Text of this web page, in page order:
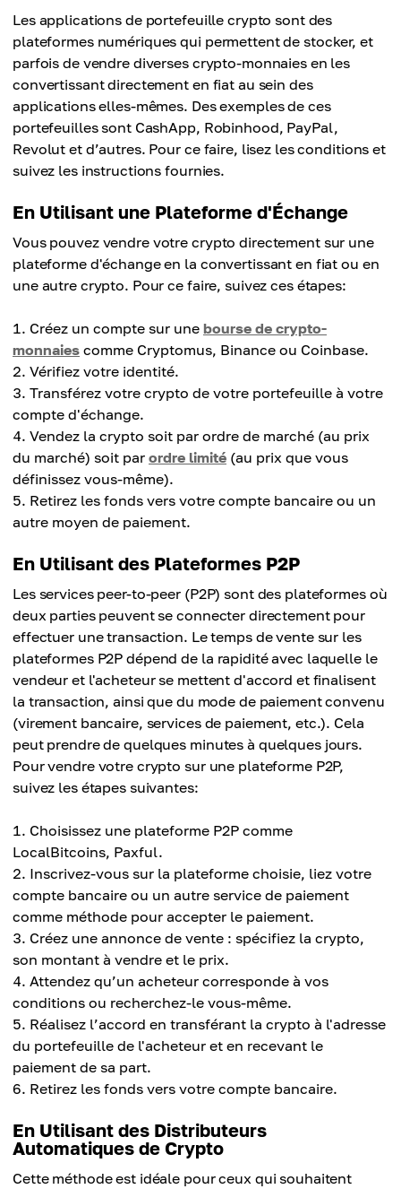
Les applications de portefeuille crypto sont des
plateformes numériques qui permettent de stocker, et
parfois de vendre diverses crypto-monnaies en les
convertissant directement en fiat au sein des
applications elles-mêmes. Des exemples de ces
portefeuilles sont CashApp, Robinhood, PayPal,
Revolut et d’autres. Pour ce faire, lisez les conditions et
suivez les instructions fournies.
En Utilisant une Plateforme d'Échange
Vous pouvez vendre votre crypto directement sur une
plateforme d'échange en la convertissant en fiat ou en
une autre crypto. Pour ce faire, suivez ces étapes:
Créez un compte sur une bourse de crypto-
monnaies comme Cryptomus, Binance ou Coinbase.
Vérifiez votre identité.
Transférez votre crypto de votre portefeuille à votre
compte d'échange.
Vendez la crypto soit par ordre de marché (au prix
du marché) soit par ordre limité (au prix que vous
définissez vous-même).
Retirez les fonds vers votre compte bancaire ou un
autre moyen de paiement.
En Utilisant des Plateformes P2P
Les services peer-to-peer (P2P) sont des plateformes où
deux parties peuvent se connecter directement pour
effectuer une transaction. Le temps de vente sur les
plateformes P2P dépend de la rapidité avec laquelle le
vendeur et l'acheteur se mettent d'accord et finalisent
la transaction, ainsi que du mode de paiement convenu
(virement bancaire, services de paiement, etc.). Cela
peut prendre de quelques minutes à quelques jours.
Pour vendre votre crypto sur une plateforme P2P,
suivez les étapes suivantes:
Choisissez une plateforme P2P comme
LocalBitcoins, Paxful.
Inscrivez-vous sur la plateforme choisie, liez votre
compte bancaire ou un autre service de paiement
comme méthode pour accepter le paiement.
Créez une annonce de vente : spécifiez la crypto,
son montant à vendre et le prix.
Attendez qu’un acheteur corresponde à vos
conditions ou recherchez-le vous-même.
Réalisez l’accord en transférant la crypto à l'adresse
du portefeuille de l'acheteur et en recevant le
paiement de sa part.
Retirez les fonds vers votre compte bancaire.
En Utilisant des Distributeurs
Automatiques de Crypto
Cette méthode est idéale pour ceux qui souhaitent